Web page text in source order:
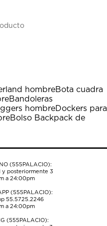
hombreBota cuadra
Bandoleras
hombreDockers para
Bolso Backpack de
(555PALACIO):
y posteriormente 3
a 24:00pm
(555PALACIO):
55.5725.2246
a 24:00pm
(555PALACIO):